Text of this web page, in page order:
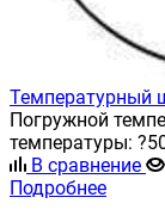
Температурный
Погружной
температуры:
В сравнение
Подробнее